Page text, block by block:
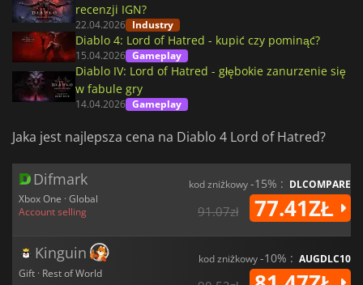
recenzji IGN?
22.04.2026 Industry
Diablo 4: Lord of Hatred - kupić czy pominąć?
15.04.2026 Gameplay
Diablo IV: Lord of Hatred - głębokie zanurzenie się
w fabule gry
14.04.2026 Gameplay
Jaka jest najlepsza cena na Diablo 4 Lord of Hatred?
Difmark
Xbox One · Global
Account selling
kod zniżkowy-15% : DLCOMPARE
91.07zł 77.41ZŁ
Kinguin
Gift · Rest of World
kod zniżkowy-10% : AUGDLC10